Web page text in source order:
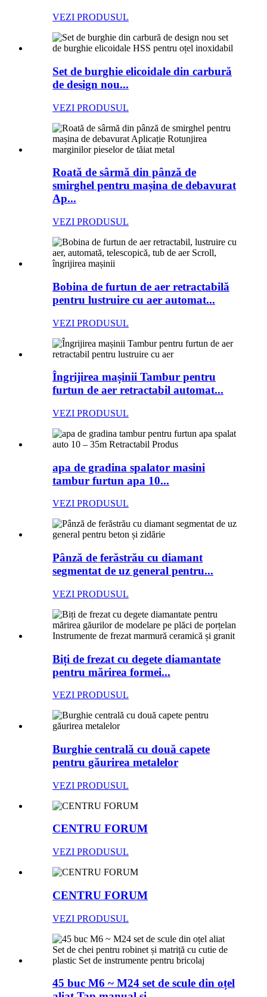
VEZI PRODUSUL
Set de burghie elicoidale din carbură
de design nou...
VEZI PRODUSUL
Roată de sârmă din pânză de
smirghel pentru mașina de debavurat
Ap...
VEZI PRODUSUL
Bobina de furtun de aer retractabilă
pentru lustruire cu aer automat...
VEZI PRODUSUL
Îngrijirea mașinii Tambur pentru
furtun de aer retractabil automat...
VEZI PRODUSUL
apa de gradina spalator masini
tambur furtun apa 10...
VEZI PRODUSUL
Pânză de ferăstrău cu diamant
segmentat de uz general pentru...
VEZI PRODUSUL
Biți de frezat cu degete diamantate
pentru mărirea formei...
VEZI PRODUSUL
Burghie centrală cu două capete
pentru găurirea metalelor
VEZI PRODUSUL
CENTRU FORUM
VEZI PRODUSUL
CENTRU FORUM
VEZI PRODUSUL
45 buc M6 ~ M24 set de scule din oțel